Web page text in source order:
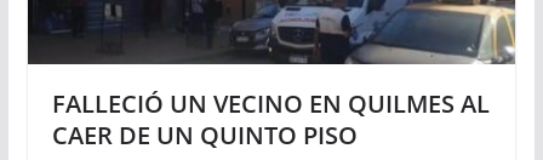
FALLECIÓ UN VECINO EN QUILMES AL
CAER DE UN QUINTO PISO